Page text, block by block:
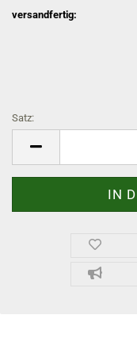
versandfertig:
Satz: